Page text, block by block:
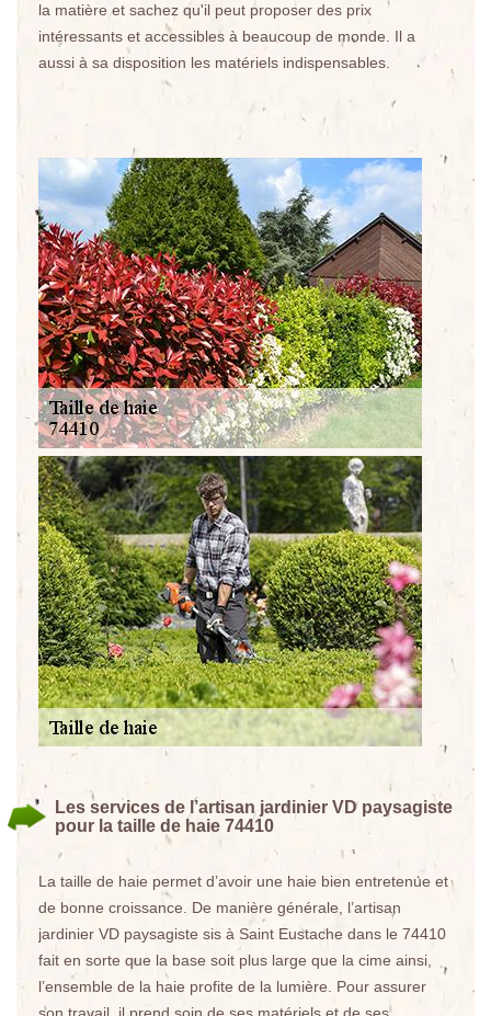
la matière et sachez qu'il peut proposer des prix
intéressants et accessibles à beaucoup de monde. Il a
aussi à sa disposition les matériels indispensables.
Les services de l’artisan jardinier VD paysagiste
pour la taille de haie 74410
La taille de haie permet d’avoir une haie bien entretenue et
de bonne croissance. De manière générale, l’artisan
jardinier VD paysagiste sis à Saint Eustache dans le 74410
fait en sorte que la base soit plus large que la cime ainsi,
l’ensemble de la haie profite de la lumière. Pour assurer